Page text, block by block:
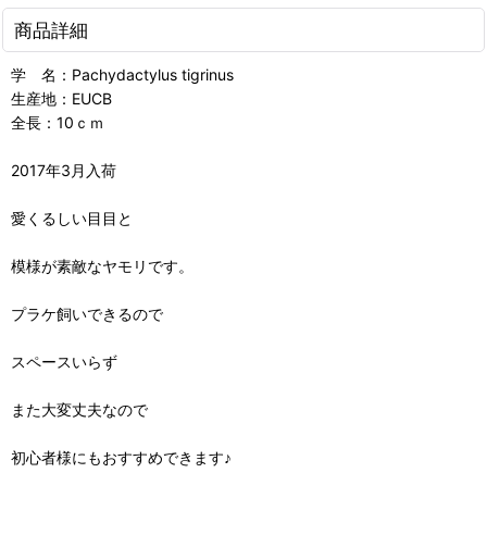
商品詳細
学 名：Pachydactylus tigrinus
生産地：EUCB
全長：10ｃｍ
2017年3月入荷
愛くるしい目目と
模様が素敵なヤモリです。
プラケ飼いできるので
スペースいらず
また大変丈夫なので
初心者様にもおすすめできます♪